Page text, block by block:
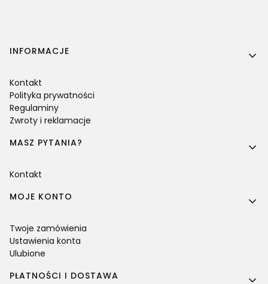
Linki w stopce
INFORMACJE
Kontakt
Polityka prywatności
Regulaminy
Zwroty i reklamacje
MASZ PYTANIA?
Kontakt
MOJE KONTO
Twoje zamówienia
Ustawienia konta
Ulubione
PŁATNOŚCI I DOSTAWA